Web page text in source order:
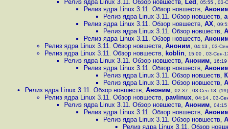
Релиз ядра Linux 3.11. Обзор новшеств, Led , 05:55 , 03-
Релиз ядра Linux 3.11. Обзор новшеств,
Релиз ядра Linux 3.11. Обзор новшеств,
Релиз ядра Linux 3.11. Обзор новшеств, AX,
Релиз ядра Linux 3.11. Обзор новшеств,
Релиз ядра Linux 3.11. Обзор новшеств,
Релиз ядра Linux 3.11. Обзор новшеств, Аноним, 04:13 , 03-
Релиз ядра Linux 3.11. Обзор новшеств, koblin, 15:00 , 03-Сен-
Релиз ядра Linux 3.11. Обзор новшеств, Аноним,
Релиз ядра Linux 3.11. Обзор новшеств,
Релиз ядра Linux 3.11. Обзор новшеств,
Релиз ядра Linux 3.11. Обзор новшеств,
Релиз ядра Linux 3.11. Обзор новшеств, Аноним, 02:37 , 03-Сен-13, (19)
Релиз ядра Linux 3.11. Обзор новшеств, pavlinux, 04:14 , 03-
Релиз ядра Linux 3.11. Обзор новшеств, Аноним, 04:15
Релиз ядра Linux 3.11. Обзор новшеств,
Релиз ядра Linux 3.11. Обзор новшеств,
Релиз ядра Linux 3.11. Обзор